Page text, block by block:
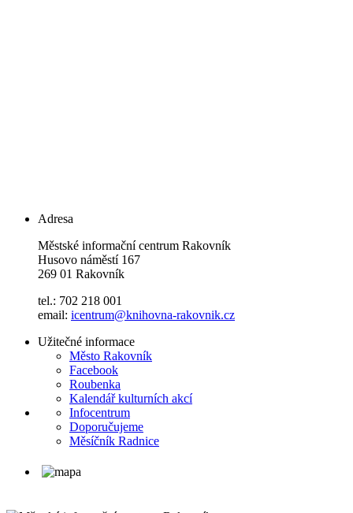
Adresa
Městské informační centrum Rakovník
Husovo náměstí 167
269 01 Rakovník
tel.: 702 218 001
email: icentrum@knihovna-rakovnik.cz
Užitečné informace
Město Rakovník
Facebook
Roubenka
Kalendář kulturních akcí
Infocentrum
Doporučujeme
Měsíčník Radnice